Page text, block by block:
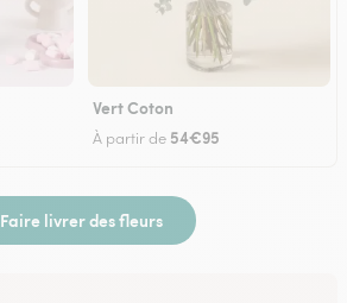
Vert Coton
À partir de 54€95
Faire livrer des fleurs